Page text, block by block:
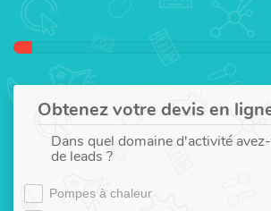
Obtenez votre devis en
Dans quel domaine d'activité
de leads ?
Pompes à chaleur